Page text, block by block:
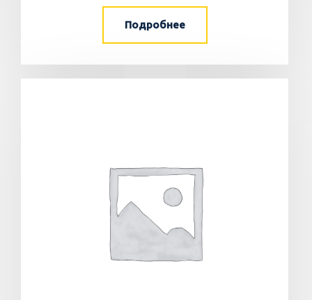
Подробнее